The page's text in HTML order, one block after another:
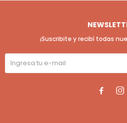
¡Suscribite y recibí todas
 